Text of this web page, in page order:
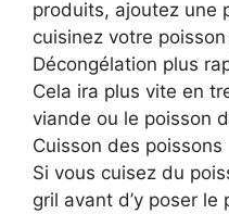
produits, ajoutez une
cuisinez votre
Décongélation plus
Cela ira plus vite en
viande ou le poisson
Cuisson des poissons
Si vous cuisez du
gril avant d’y poser